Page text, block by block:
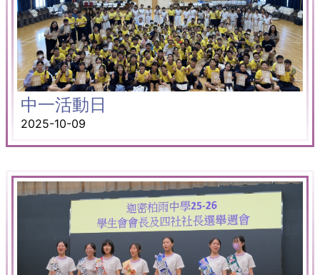
中一活動日
2025-10-09